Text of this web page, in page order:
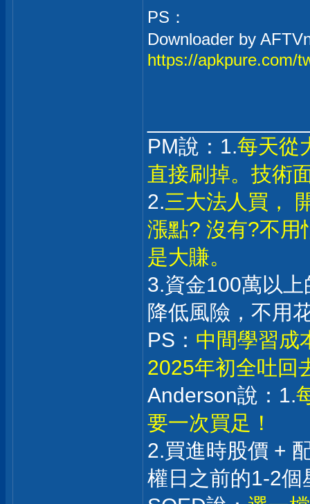
PS：
Downloader by
https://apkpure.com/
PM說：1.每天從
直接刷掉。技術
2.三大法人買，
漲點? 沒有?不用
是大賺。
3.資金100萬以
降低風險，不用
PS： 中間學習成
2025年初全吐回
Anderson說：1.
要一次買足！
2.買進時股價 +
權日之前的1-2個